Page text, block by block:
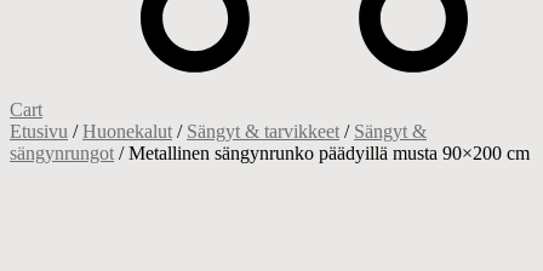
Cart
Etusivu /Huonekalut / Sängyt & tarvikkeet / Sängyt &
sängynrungot / Metallinen sängynrunko päädyillä musta 90×200 cm